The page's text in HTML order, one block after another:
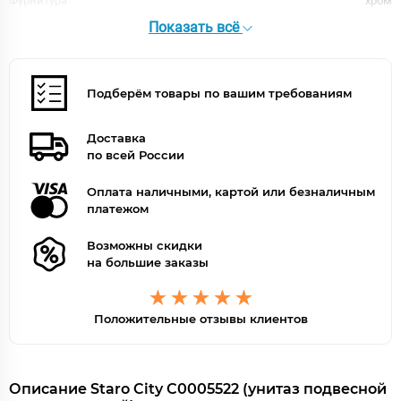
Показать всё
Подберём товары по вашим требованиям
Доставка
по всей России
Оплата наличными, картой или безналичным
платежом
Возможны скидки
на большие заказы
Положительные отзывы клиентов
Описание Staro City С0005522 (унитаз подвесной